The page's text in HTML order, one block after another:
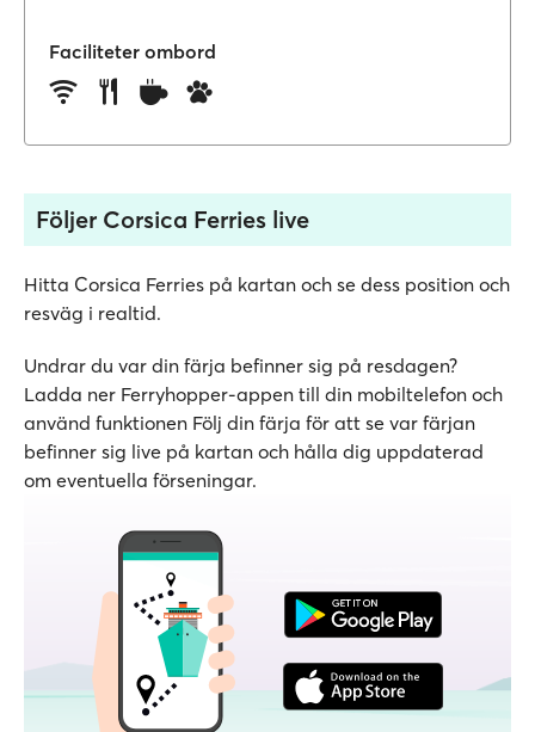
Faciliteter ombord
Följer Corsica Ferries live
Hitta Corsica Ferries på kartan och se dess position och
resväg i realtid.
Undrar du var din färja befinner sig på resdagen?
Ladda ner Ferryhopper-appen till din mobiltelefon och
använd funktionen Följ din färja för att se var färjan
befinner sig live på kartan och hålla dig uppdaterad
om eventuella förseningar.